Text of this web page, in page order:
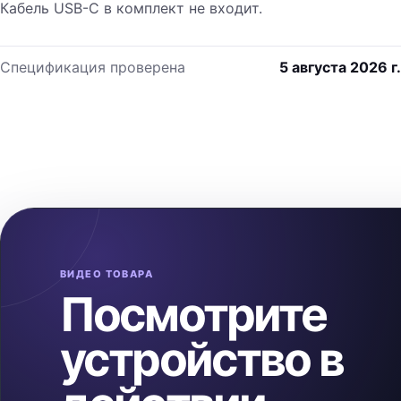
Кабель USB-C в комплект не входит.
Спецификация проверена 5 августа 2026 г.
ВИДЕО ТОВАРА
Посмотрите
устройство в